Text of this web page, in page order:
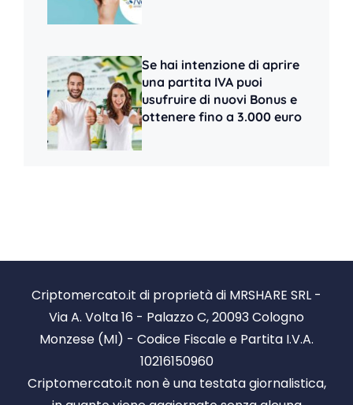
Se hai intenzione di aprire
una partita IVA puoi
usufruire di nuovi Bonus e
ottenere fino a 3.000 euro
Criptomercato.it di proprietà di MRSHARE SRL -
Via A. Volta 16 - Palazzo C, 20093 Cologno
Monzese (MI) - Codice Fiscale e Partita I.V.A.
10216150960
Criptomercato.it non è una testata giornalistica,